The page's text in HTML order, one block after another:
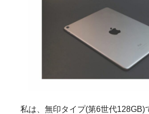
私は、無印タイプ(第6世代128GB)